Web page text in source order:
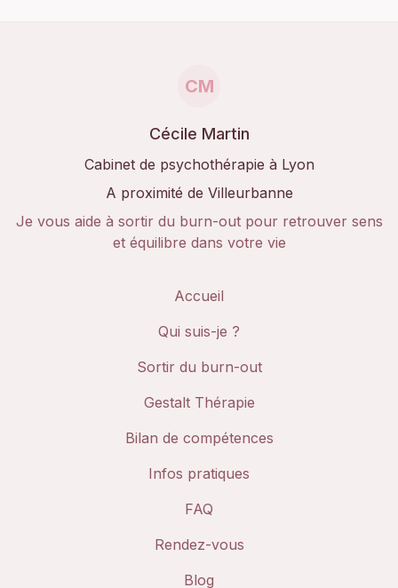
CM
Cécile Martin
Cabinet de psychothérapie à Lyon
A proximité de Villeurbanne
Je vous aide à sortir du burn-out pour retrouver sens
et équilibre dans votre vie
Accueil
Qui suis-je ?
Sortir du burn-out
Gestalt Thérapie
Bilan de compétences
Infos pratiques
FAQ
Rendez-vous
Blog